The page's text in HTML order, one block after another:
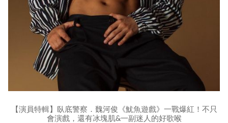
【演員特輯】臥底警察．魏河俊《魷魚遊戲》一戰爆紅！不只
會演戲，還有冰塊肌&一副迷人的好歌喉